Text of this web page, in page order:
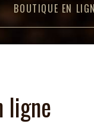
BOUTIQUE EN
ligne